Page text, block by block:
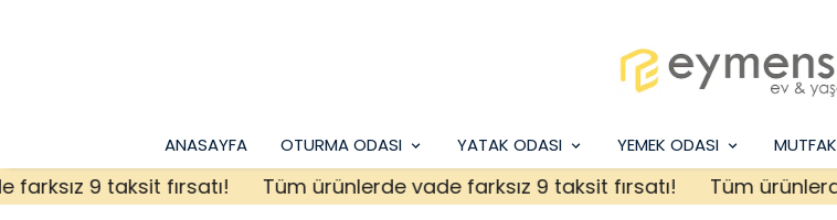
ANASAYFA OTURMA ODASI YATAK ODASI YEMEK ODASI MUTFAK
9 taksit fırsatı! Tüm ürünlerde vade farksız 9 taksit fırsatı! Tüm ürünlerde